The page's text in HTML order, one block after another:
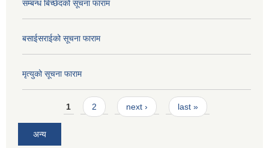
सम्बन्ध बिच्छेदको सूचना फाराम
बसाईसराईको सूचना फाराम
मृत्युको सूचना फाराम
Pages1 2 next › last »
अन्य